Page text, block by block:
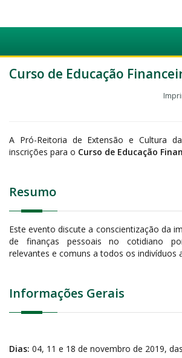
Curso de Educação
A Pró-Reitoria de Extensão e Cultura
inscrições para o Curso de Educação
Resumo
Este evento discute a conscientização da
de finanças pessoais no cotidiano
relevantes e comuns a todos os indivíduos
Informações Gerais
Dias: 04, 11 e 18 de novembro de 2019,